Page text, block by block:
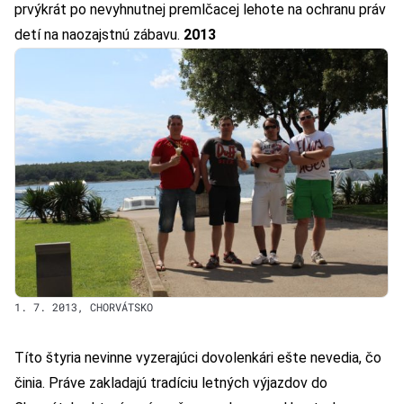
prvýkrát po nevyhnutnej premlčacej lehote na ochranu práv
detí na naozajstnú zábavu. 2013
1. 7. 2013, CHORVÁTSKO
Títo štyria nevinne vyzerajúci dovolenkári ešte nevedia, čo
činia. Práve zakladajú tradíciu letných výjazdov do